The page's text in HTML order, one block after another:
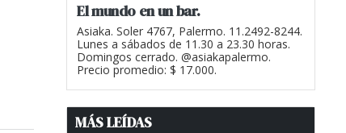
El mundo en un bar.
Asiaka. Soler 4767, Palermo. 11.2492-8244.
Lunes a sábados de 11.30 a 23.30 horas.
Domingos cerrado. @asiakapalermo.
Precio promedio: $ 17.000.
MÁS LEÍDAS